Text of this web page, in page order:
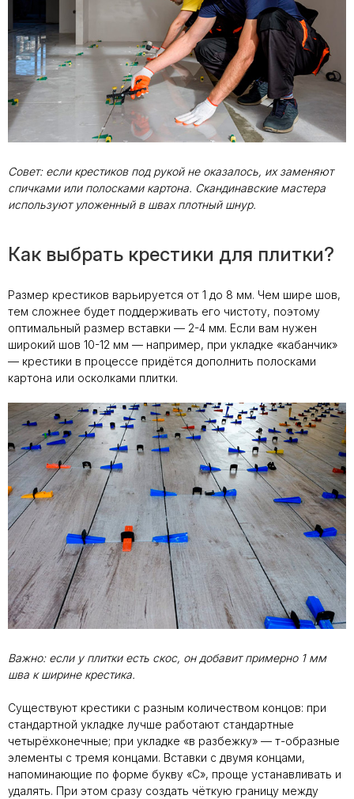
Совет: если крестиков под рукой не оказалось, их заменяют
спичками или полосками картона. Скандинавские мастера
используют уложенный в швах плотный шнур.
Как выбрать крестики для плитки?
Размер крестиков варьируется от 1 до 8 мм. Чем шире шов,
тем сложнее будет поддерживать его чистоту, поэтому
оптимальный размер вставки — 2-4 мм. Если вам нужен
широкий шов 10-12 мм — например, при укладке «кабанчик»
— крестики в процессе придётся дополнить полосками
картона или осколками плитки.
Важно: если у плитки есть скос, он добавит примерно 1 мм
шва к ширине крестика.
Существуют крестики с разным количеством концов: при
стандартной укладке лучше работают стандартные
четырёхконечные; при укладке «в разбежку» — т-образные
элементы с тремя концами. Вставки с двумя концами,
напоминающие по форме букву «С», проще устанавливать и
удалять. При этом сразу создать чёткую границу между